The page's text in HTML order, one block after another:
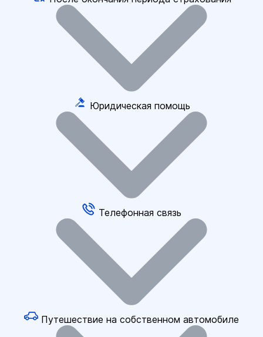
Юридическая помощь
Телефонная связь
Путешествие на собственном автомобиле